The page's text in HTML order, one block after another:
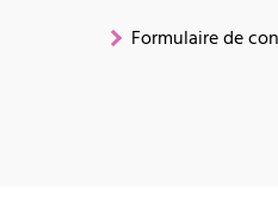
Formulaire de